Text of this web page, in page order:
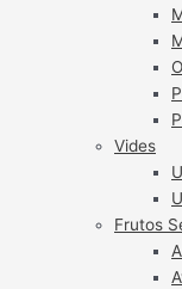
Vides
Frutos